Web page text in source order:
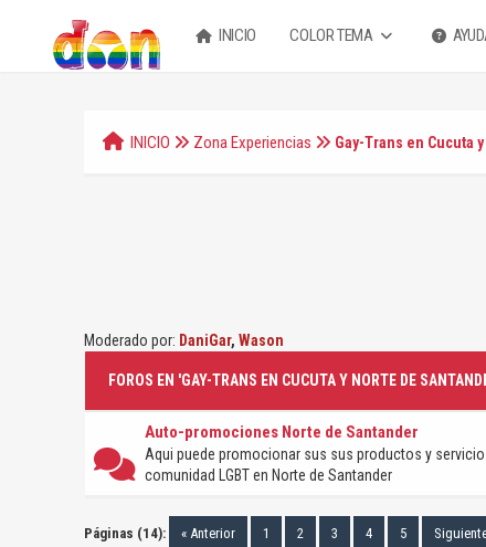
INICIO COLOR TEMA
INICIO Zona Experiencias Gay-Trans en Cucuta
Moderado por: DaniGar,Wason
FOROS EN 'GAY-TRANS EN CUCUTA Y NORTE DE
Auto-promociones Norte de Santander
Aqui puede promocionar sus sus productos y
comunidad LGBT en Norte de Santander
Páginas (14): « Anterior 1 2 3 4 5